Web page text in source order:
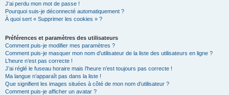
J’ai perdu mon mot de passe !
Pourquoi suis-je déconnecté automatiquement ?
À quoi sert « Supprimer les cookies » ?
Préférences et paramètres des utilisateurs
Comment puis-je modifier mes paramètres ?
Comment puis-je masquer mon nom d’utilisateur de la liste des utilisateurs en ligne ?
L’heure n’est pas correcte !
J’ai réglé le fuseau horaire mais l’heure n’est toujours pas correcte !
Ma langue n’apparaît pas dans la liste !
Que signifient les images situées à côté de mon nom d’utilisateur ?
Comment puis-je afficher un avatar ?